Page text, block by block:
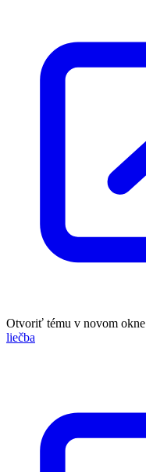
Otvoriť tému v novom okne
liečba